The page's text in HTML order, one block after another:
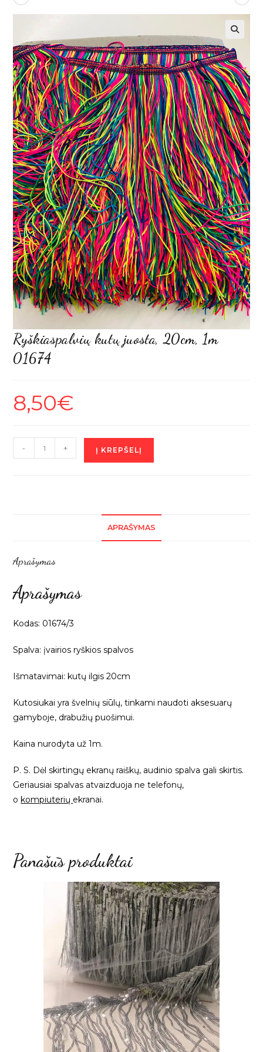
Ryškiaspalvių kutų juosta, 20cm, 1m
01674
8,50€
produkto
kiekis:
- + Į KREPŠELĮ
APRAŠYMAS
Aprašymas
Aprašymas
Kodas: 01674/3
Spalva: įvairios ryškios spalvos
Išmatavimai: kutų ilgis 20cm
Kutosiukai yra švelnių siūlų, tinkami naudoti aksesuarų
gamyboje, drabužių puošimui.
Kaina nurodyta už 1m.
P. S. Dėl skirtingų ekranų raiškų, audinio spalva gali skirtis.
Geriausiai spalvas atvaizduoja ne telefonų,
okompiuterių ekranai.
Panašūs produktai